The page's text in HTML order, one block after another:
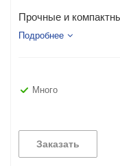
Прочные и
Подробнее
Много
Заказать